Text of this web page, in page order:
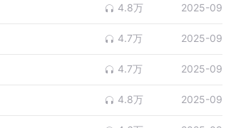
4.8万 2025-09
4.7万 2025-09
4.7万 2025-09
4.8万 2025-09